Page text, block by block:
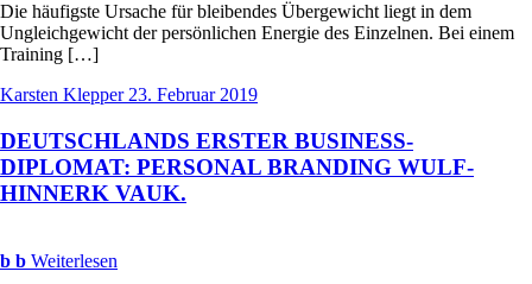
Die häufigste Ursache für bleibendes Übergewicht liegt in dem
Ungleichgewicht der persönlichen Energie des Einzelnen. Bei einem
Training […]
Karsten Klepper 23. Februar 2019
DEUTSCHLANDS ERSTER BUSINESS-
DIPLOMAT: PERSONAL BRANDING WULF-
HINNERK VAUK.
b b Weiterlesen